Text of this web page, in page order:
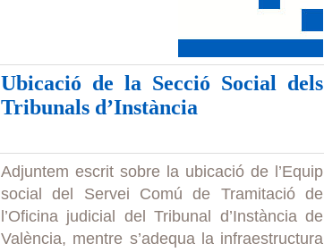
Ubicació de la Secció Social dels
Tribunals d’Instància
Adjuntem escrit sobre la ubicació de l’Equip
social del Servei Comú de Tramitació de
l’Oficina judicial del Tribunal d’Instància de
València, mentre s’adequa la infraestructura